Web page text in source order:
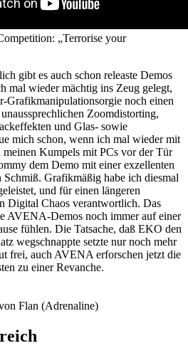
„Terrorise your
gibt es auch schon releaste Demos
mal wieder mächtig ins Zeug gelegt,
Grafikmanipulationsorgie noch einen
Zoomdistorting,
und Glas- sowie
mich schon, wenn ich mal wieder mit
Kumpels mit PCs vor der Tür
dem Demo mit einer exzellenten
Grafikmäßig habe ich diesmal
und für einen längeren
Digital Chaos verantwortlich. Das
AVENA-Demos noch immer auf einer
fühlen. Die Tatsache, daß EKO den
wegschnappte setzte nur noch mehr
frei, auch AVENA erforschen jetzt die
zu einer Revanche.
Flan (Adrenaline)